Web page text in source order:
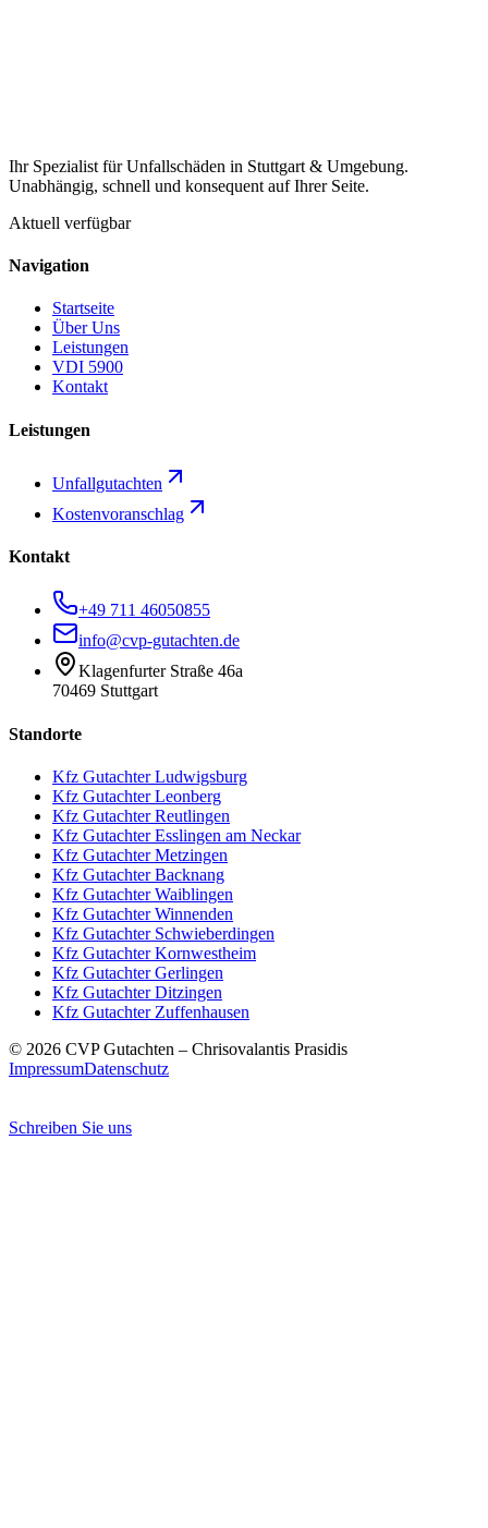
Ihr Spezialist für Unfallschäden in Stuttgart & Umgebung.
Unabhängig, schnell und konsequent auf Ihrer Seite.
Aktuell verfügbar
Navigation
Startseite
Über Uns
Leistungen
VDI 5900
Kontakt
Leistungen
Unfallgutachten
Kostenvoranschlag
Kontakt
+49 711 46050855
info@cvp-gutachten.de
Klagenfurter Straße 46a
70469 Stuttgart
Standorte
Kfz GutachterLudwigsburg
Kfz GutachterLeonberg
Kfz GutachterReutlingen
Kfz GutachterEsslingen am Neckar
Kfz GutachterMetzingen
Kfz GutachterBacknang
Kfz GutachterWaiblingen
Kfz GutachterWinnenden
Kfz Gutachter Schwieberdingen
Kfz GutachterKornwestheim
Kfz GutachterGerlingen
Kfz GutachterDitzingen
Kfz Gutachter Zuffenhausen
© 2026 CVP Gutachten – Chrisovalantis Prasidis
ImpressumDatenschutz
Schreiben Sie uns